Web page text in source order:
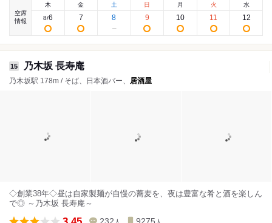
空席
情報
木
8/6
金
7
土
8
日
9
月
10
火
11
水
12
15 乃木坂 長寿庵
乃木坂駅 178m / そば、日本酒バー、 居酒屋
◇創業38年◇昼は自家製麺が自慢の蕎麦を、夜は豊富な肴と酒を楽しん
で◎ ～乃木坂 長寿庵～